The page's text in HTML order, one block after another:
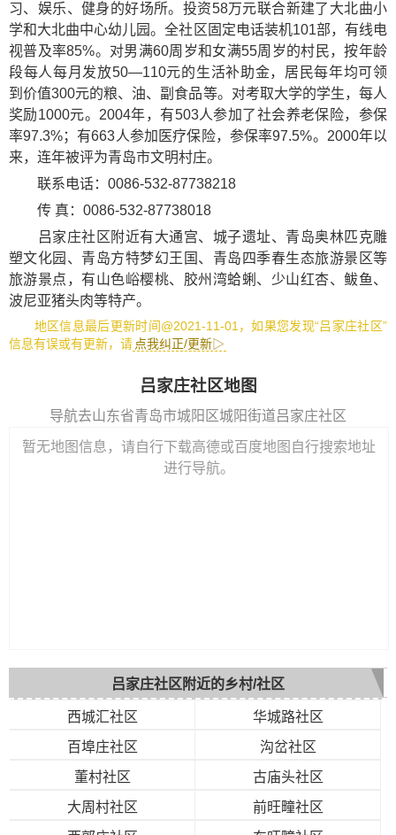
习、娱乐、健身的好场所。投资58万元联合新建了大北曲小
学和大北曲中心幼儿园。全社区固定电话装机101部，有线电
视普及率85%。对男满60周岁和女满55周岁的村民，按年龄
段每人每月发放50—110元的生活补助金，居民每年均可领
到价值300元的粮、油、副食品等。对考取大学的学生，每人
奖励1000元。2004年，有503人参加了社会养老保险，参保
率97.3%；有663人参加医疗保险，参保率97.5%。2000年以
来，连年被评为青岛市文明村庄。
联系电话：0086-532-87738218
传 真：0086-532-87738018
吕家庄社区附近有大通宫、 城子遗址、 青岛奥林匹克雕
塑文化园 、 青岛方特梦幻王国 、 青岛四季春生态旅游景区等
旅游景点，有山色峪樱桃、 胶州湾蛤蜊 、 少山红杏、 鲅鱼、
波尼亚猪头肉等特产。
地区信息最后更新时间@2021-11-01，如果您发现“吕家庄社区”
信息有误或有更新，请 点我纠正/更新▷
吕家庄社区地图
导航去山东省青岛市城阳区城阳街道吕家庄社区
暂无地图信息，请自行下载高德或百度地图自行搜索地址
进行导航。
吕家庄社区附近的乡村/社区
西城汇社区
华城路社区
百埠庄社区
沟岔社区
董村社区
古庙头社区
大周村社区
前旺疃社区